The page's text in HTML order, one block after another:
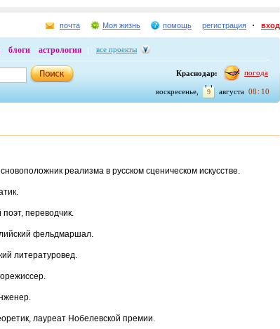
почта Моя жизнь помощь регистрация вход
блоги астрология все проекты
Краснодар: погода
08 10
августа
9
воскресенье,
реализма в русском сценическом искусстве.
поэт, переводчик.
фельдмаршал.
литературовед.
лауреат Нобелевской премии.